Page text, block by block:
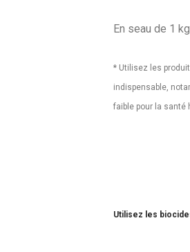
En seau de 1
* Utilisez les
indispensable,
faible pour la santé
Utilisez les